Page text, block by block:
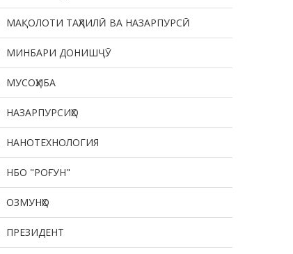
МАҚОЛОТИ ТАҲЛИЛӢ ВА НАЗАРПУРСӢ
МИНБАРИ ДОНИШҶӮ
МУСОҲИБА
НАЗАРПУРСИҲО
НАНОТЕХНОЛОГИЯ
НБО "РОҒУН"
ОЗМУНҲО
ПРЕЗИДЕНТ